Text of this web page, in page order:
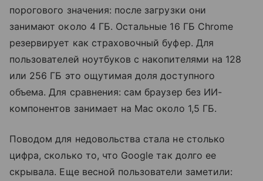
порогового значения: после загрузки они
занимают около 4 ГБ. Остальные 16 ГБ Chrome
резервирует как страховочный буфер. Для
пользователей ноутбуков с накопителями на 128
или 256 ГБ это ощутимая доля доступного
объема. Для сравнения: сам браузер без ИИ-
компонентов занимает на Mac около 1,5 ГБ.
Поводом для недовольства стала не столько
цифра, сколько то, что Google так долго ее
скрывала. Еще весной пользователи заметили: